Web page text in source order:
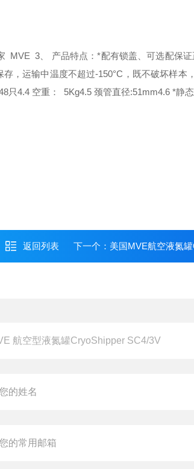
MVE3、 产品特点：*配有锁盖、可选配保
，运输中温度不超过-150°C，既不破坏样本
只4.4 空重： 5Kg4.5 颈管直径:51mm4.6 *静
返回列表 下一个： 美国MVE航空液氮罐